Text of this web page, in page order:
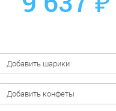
Добавить шарики
Добавить конфеты